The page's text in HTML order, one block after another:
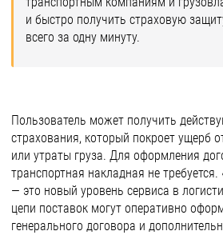
и быстро получить страховую
всего за одну минуту.
Пользователь может получить
страхования, который покроет ущерб
или утраты груза. Для оформления
транспортная накладная не
— это новый уровень сервиса в
цепи поставок могут оперативно
генерального договора и